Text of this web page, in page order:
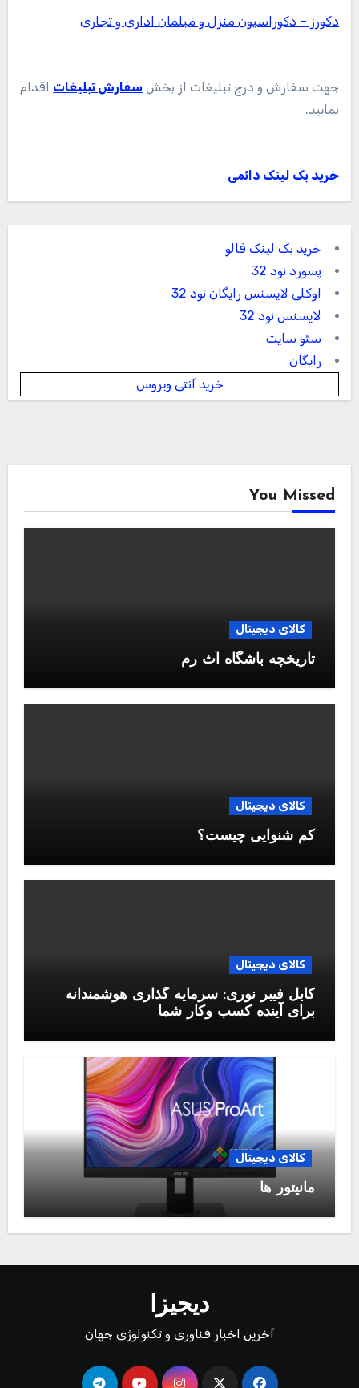
دکورز – دکوراسیون منزل و مبلمان اداری و تجاری
جهت سفارش و درج تبلیغات از بخش سفارش تبلیغات اقدام
نمایید.
خرید بک لینک دائمی
خرید بک لینک فالو
پسورد نود 32
اوکلی لایسنس رایگان نود 32
لایسنس نود 32
سئو سایت
رایگان
خرید آنتی ویروس
You Missed
کالای دیجیتال
تاریخچه باشگاه آث رم
کالای دیجیتال
کم شنوایی چیست؟
کالای دیجیتال
کابل فیبر نوری: سرمایه گذاری هوشمندانه
برای آینده کسب وکار شما
کالای دیجیتال
مانیتور ها
دیجیزا
آخرین اخبار فناوری و تکنولوژی جهان